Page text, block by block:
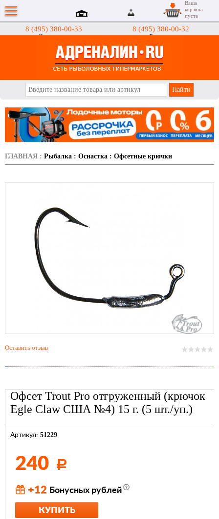
8 (495) 380-00-33
Интернет-магазин
8 (495) 380-00-32
Гипермаркеты
Ваша
корзина
пуста
ГЛАВНАЯ : Рыбалка : Оснастка : Офсетные крючки
Офсет Trout Pro отгруженный (крючок
Egle Claw США №4) 15 г. (5 шт./уп.)
Артикул: 51229
240 Р
+12 Бонусных рублей
КУПИТЬ
Оставить отзыв